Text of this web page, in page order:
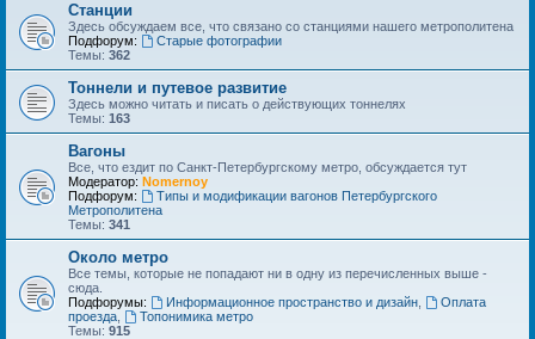
Станции
Здесь обсуждаем все, что связано со станциями нашего метрополитена
Подфорум:
Старые фотографии
Темы: 362
Тоннели и путевое развитие
Здесь можно читать и писать о действующих тоннелях
Темы: 163
Вагоны
Все, что ездит по Санкт-Петербургскому метро, обсуждается тут
Модератор: Nomernoy
Подфорум:
Типы и модификации вагонов Петербургского
Метрополитена
Темы: 341
Около метро
Все темы, которые не попадают ни в одну из перечисленных выше -
сюда.
Подфорумы:
Информационное пространство и дизайн,
Оплата
проезда
Топонимика метро
Темы: 915